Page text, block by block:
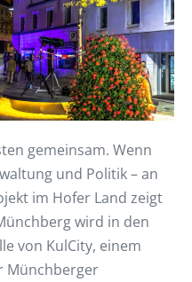
gemeinsam. Wenn
und Politik – an
im Hofer Land zeigt
wird in den
von KulCity, einem
Münchberger